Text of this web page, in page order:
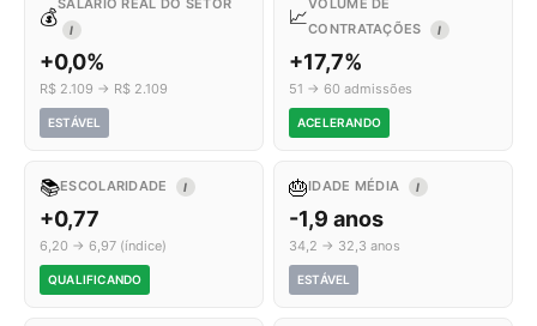
💰
SALÁRIO REAL DO SETOR
I
+0,0%
R$ 2.109 → R$ 2.109
ESTÁVEL
📈
VOLUME DE
CONTRATAÇÕES
I
+17,7%
51 → 60 admissões
ACELERANDO
📚ESCOLARIDADE I
+0,77
6,20 → 6,97 (índice)
QUALIFICANDO
🎂IDADE MÉDIA I
-1,9 anos
34,2 → 32,3 anos
ESTÁVEL